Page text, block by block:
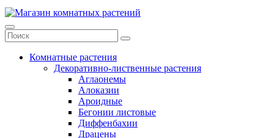
Комнатные растения
Декоративно-лиственные растения
Аглаонемы
Алоказии
Ароидные
Бегонии листовые
Диффенбахии
Драцены